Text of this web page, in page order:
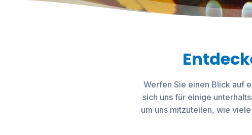
Werfen Sie einen Blick auf
sich uns für einige
um uns mitzuteilen, wie